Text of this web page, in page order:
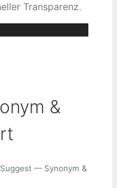
Transparenz.
&
Suggest — Synonym &